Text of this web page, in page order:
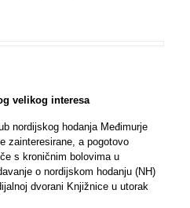
velikog interesa
nordijskog hodanja Međimurje
zainteresirane, a pogotovo
s kroničnim bolovima u
o nordijskom hodanju (NH)
dvorani Knjižnice u utorak